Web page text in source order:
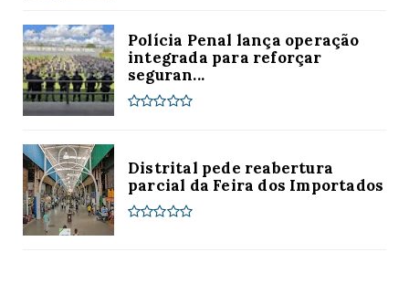
Polícia Penal lança operação
integrada para reforçar
seguran...
Distrital pede reabertura
parcial da Feira dos Importados